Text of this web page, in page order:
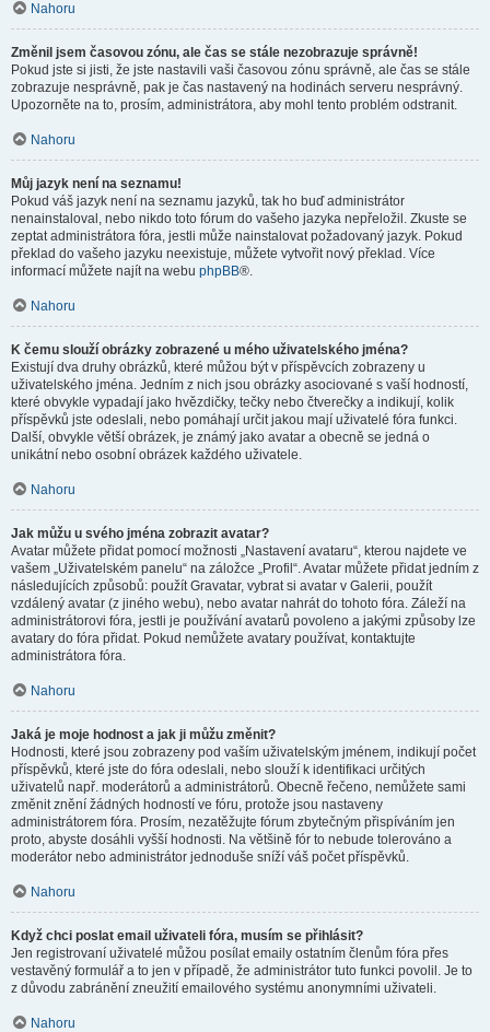
Nahoru
Změnil jsem časovou zónu, ale čas se stále nezobrazuje správně!
Pokud jste si jisti, že jste nastavili vaši časovou zónu správně, ale čas se stále
zobrazuje nesprávně, pak je čas nastavený na hodinách serveru nesprávný.
Upozorněte na to, prosím, administrátora, aby mohl tento problém odstranit.
Nahoru
Můj jazyk není na seznamu!
Pokud váš jazyk není na seznamu jazyků, tak ho buď administrátor
nenainstaloval, nebo nikdo toto fórum do vašeho jazyka nepřeložil. Zkuste se
zeptat administrátora fóra, jestli může nainstalovat požadovaný jazyk. Pokud
překlad do vašeho jazyku neexistuje, můžete vytvořit nový překlad. Více
informací můžete najít na webu phpBB®.
Nahoru
K čemu slouží obrázky zobrazené u mého uživatelského jména?
Existují dva druhy obrázků, které můžou být v příspěvcích zobrazeny u
uživatelského jména. Jedním z nich jsou obrázky asociované s vaší hodností,
které obvykle vypadají jako hvězdičky, tečky nebo čtverečky a indikují, kolik
příspěvků jste odeslali, nebo pomáhají určit jakou mají uživatelé fóra funkci.
Další, obvykle větší obrázek, je známý jako avatar a obecně se jedná o
unikátní nebo osobní obrázek každého uživatele.
Nahoru
Jak můžu u svého jména zobrazit avatar?
Avatar můžete přidat pomocí možnosti „Nastavení avataru“, kterou najdete ve
vašem „Uživatelském panelu“ na záložce „Profil“. Avatar můžete přidat jedním z
následujících způsobů: použít Gravatar, vybrat si avatar v Galerii, použít
vzdálený avatar (z jiného webu), nebo avatar nahrát do tohoto fóra. Záleží na
administrátorovi fóra, jestli je používání avatarů povoleno a jakými způsoby lze
avatary do fóra přidat. Pokud nemůžete avatary používat, kontaktujte
administrátora fóra.
Nahoru
Jaká je moje hodnost a jak ji můžu změnit?
Hodnosti, které jsou zobrazeny pod vaším uživatelským jménem, indikují počet
příspěvků, které jste do fóra odeslali, nebo slouží k identifikaci určitých
uživatelů např. moderátorů a administrátorů. Obecně řečeno, nemůžete sami
změnit znění žádných hodností ve fóru, protože jsou nastaveny
administrátorem fóra. Prosím, nezatěžujte fórum zbytečným přispíváním jen
proto, abyste dosáhli vyšší hodnosti. Na většině fór to nebude tolerováno a
moderátor nebo administrátor jednoduše sníží váš počet příspěvků.
Nahoru
Když chci poslat email uživateli fóra, musím se přihlásit?
Jen registrovaní uživatelé můžou posílat emaily ostatním členům fóra přes
vestavěný formulář a to jen v případě, že administrátor tuto funkci povolil. Je to
z důvodu zabránění zneužití emailového systému anonymními uživateli.
Nahoru